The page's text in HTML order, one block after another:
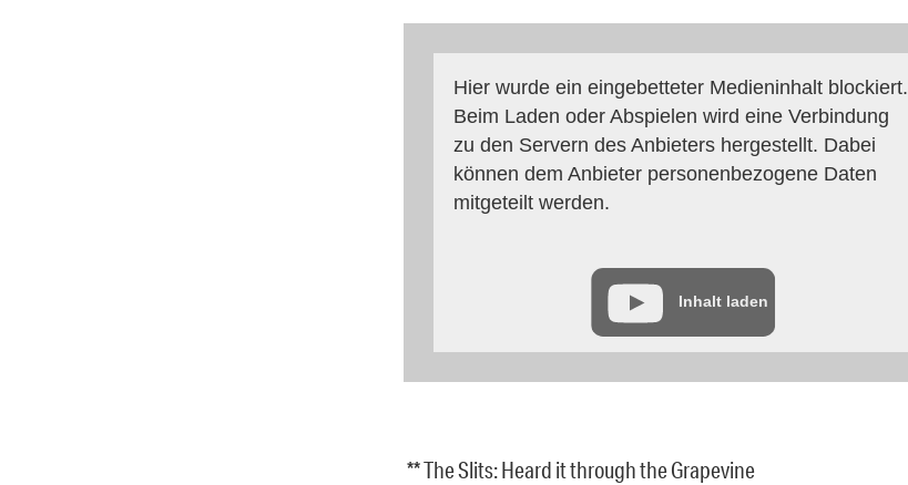
Hier wurde ein eingebetteter Medieninhalt blockiert.
Beim Laden oder Abspielen wird eine Verbindung
zu den Servern des Anbieters hergestellt. Dabei
können dem Anbieter personenbezogene Daten
mitgeteilt werden.
Inhalt laden
** The Slits: Heard it through the Grapevine